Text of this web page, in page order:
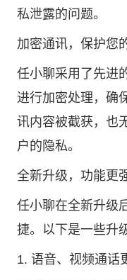
私泄露的问题。
加密通讯，保护您
任小聊采用了先进
进行加密处理，确
讯内容被截获，也
户的隐私。
全新升级，功能更
任小聊在全新升级
捷。以下是一些升
1. 语音、视频通话